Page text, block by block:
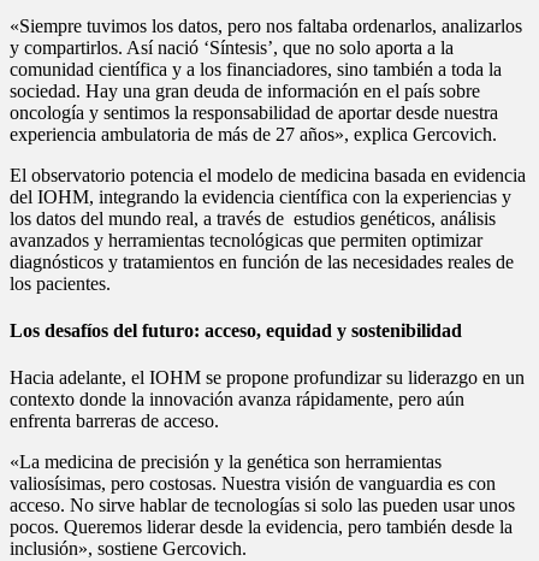
«Siempre tuvimos los datos, pero nos faltaba ordenarlos, analizarlos
y compartirlos. Así nació ‘Síntesis’, que no solo aporta a la
comunidad científica y a los financiadores, sino también a toda la
sociedad. Hay una gran deuda de información en el país sobre
oncología y sentimos la responsabilidad de aportar desde nuestra
experiencia ambulatoria de más de 27 años», explica Gercovich.
El observatorio potencia el modelo de medicina basada en evidencia
del IOHM, integrando la evidencia científica con la experiencias y
los datos del mundo real, a través de estudios genéticos, análisis
avanzados y herramientas tecnológicas que permiten optimizar
diagnósticos y tratamientos en función de las necesidades reales de
los pacientes.
Los desafíos del futuro: acceso, equidad y sostenibilidad
Hacia adelante, el IOHM se propone profundizar su liderazgo en un
contexto donde la innovación avanza rápidamente, pero aún
enfrenta barreras de acceso.
«La medicina de precisión y la genética son herramientas
valiosísimas, pero costosas. Nuestra visión de vanguardia es con
acceso. No sirve hablar de tecnologías si solo las pueden usar unos
pocos. Queremos liderar desde la evidencia, pero también desde la
inclusión», sostiene Gercovich.